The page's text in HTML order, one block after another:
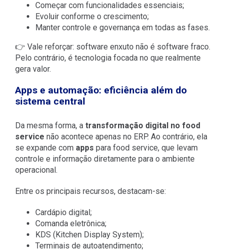
Começar com funcionalidades essenciais;
Evoluir conforme o crescimento;
Manter controle e governança em todas as fases.
👉 Vale reforçar: software enxuto não é software fraco.
Pelo contrário, é tecnologia focada no que realmente
gera valor.
Apps e automação: eficiência além do
sistema central
Da mesma forma, a transformação digital no food
service não acontece apenas no ERP. Ao contrário, ela
se expande com apps para food service, que levam
controle e informação diretamente para o ambiente
operacional.
Entre os principais recursos, destacam-se:
Cardápio digital;
Comanda eletrônica;
KDS (Kitchen Display System);
Terminais de autoatendimento;